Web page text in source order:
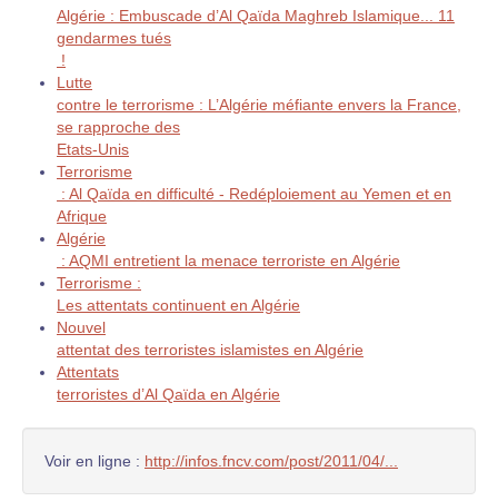
Algérie : Embuscade d’Al Qaïda Maghreb Islamique... 11
gendarmes tués
!
Lutte
contre le terrorisme : L’Algérie méfiante envers la France,
se rapproche des
Etats-Unis
Terrorisme
: Al Qaïda en difficulté - Redéploiement au Yemen et en
Afrique
Algérie
: AQMI entretient la menace terroriste en Algérie
Terrorisme :
Les attentats continuent en Algérie
Nouvel
attentat des terroristes islamistes en Algérie
Attentats
terroristes d’Al Qaïda en Algérie
Voir en ligne : http://infos.fncv.com/post/2011/04/...